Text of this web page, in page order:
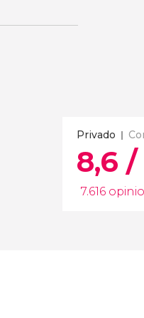
Privado
8,6 /
7.616